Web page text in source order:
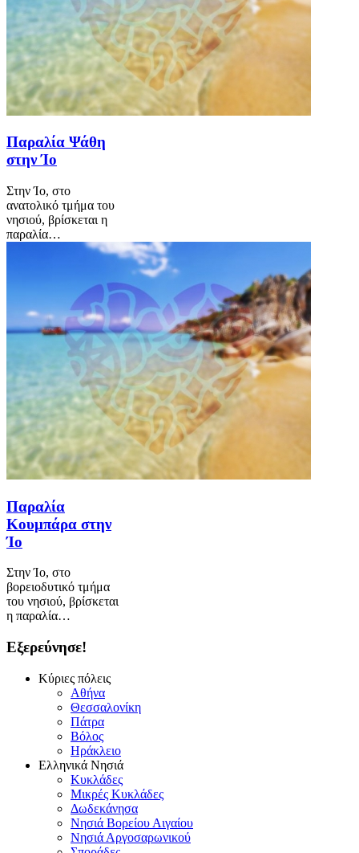
Παραλία Ψάθη
στην Ίο
Στην Ίο, στο
ανατολικό τμήμα του
νησιού, βρίσκεται η
παραλία…
Παραλία
Κουμπάρα στην
Ίο
Στην Ίο, στο
βορειοδυτικό τμήμα
του νησιού, βρίσκεται
η παραλία…
Εξερεύνησε!
Κύριες πόλεις
Αθήνα
Θεσσαλονίκη
Πάτρα
Βόλος
Ηράκλειο
Ελληνικά Νησιά
Κυκλάδες
Μικρές Κυκλάδες
Δωδεκάνησα
Νησιά Βορείου Αιγαίου
Νησιά Αργοσαρωνικού